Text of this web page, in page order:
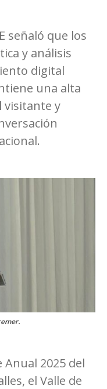
señaló que los
y análisis
digital
una alta
visitante y
Anual 2025 del
el Valle de